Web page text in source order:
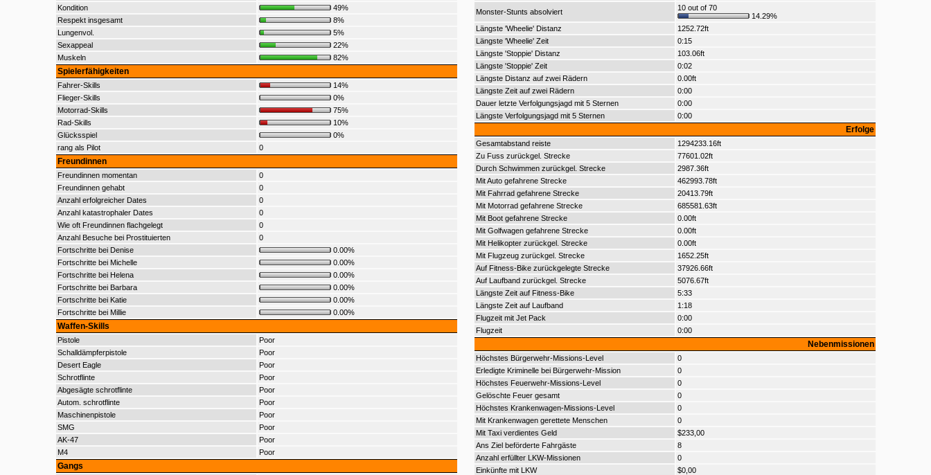
Kondition
49%
Respekt insgesamt
8%
Lungenvol.
5%
Sexappeal
22%
Muskeln
82%
Spielerfähigkeiten
Fahrer-Skills
14%
Flieger-Skills
0%
Motorrad-Skills
75%
Rad-Skills
10%
Glücksspiel
0%
rang als Pilot
0
Freundinnen
Freundinnen momentan
0
Freundinnen gehabt
0
Anzahl erfolgreicher Dates
0
Anzahl katastrophaler Dates
0
Wie oft Freundinnen flachgelegt
0
Anzahl Besuche bei Prostituierten
0
Fortschritte bei Denise
0.00%
Fortschritte bei Michelle
0.00%
Fortschritte bei Helena
0.00%
Fortschritte bei Barbara
0.00%
Fortschritte bei Katie
0.00%
Fortschritte bei Millie
0.00%
Waffen-Skills
Pistole
Poor
Schalldämpferpistole
Poor
Desert Eagle
Poor
Schrotflinte
Poor
Abgesägte schrotflinte
Poor
Autom. schrotflinte
Poor
Maschinenpistole
Poor
SMG
Poor
AK-47
Poor
M4
Poor
Gangs
Monster-Stunts absolviert
10 out of 70
14.29%
Längste 'Wheelie' Distanz
1252.72ft
Längste 'Wheelie' Zeit
0:15
Längste 'Stoppie' Distanz
103.06ft
Längste 'Stoppie' Zeit
0:02
Längste Distanz auf zwei Rädern
0.00ft
Längste Zeit auf zwei Rädern
0:00
Dauer letzte Verfolgungsjagd mit 5 Sternen
0:00
Längste Verfolgungsjagd mit 5 Sternen
0:00
Erfolge
Gesamtabstand reiste
1294233.16ft
Zu Fuss zurückgel. Strecke
77601.02ft
Durch Schwimmen zurückgel. Strecke
2987.36ft
Mit Auto gefahrene Strecke
462993.78ft
Mit Fahrrad gefahrene Strecke
20413.79ft
Mit Motorrad gefahrene Strecke
685581.63ft
Mit Boot gefahrene Strecke
0.00ft
Mit Golfwagen gefahrene Strecke
0.00ft
Mit Helikopter zurückgel. Strecke
0.00ft
Mit Flugzeug zurückgel. Strecke
1652.25ft
Auf Fitness-Bike zurückgelegte Strecke
37926.66ft
Auf Laufband zurückgel. Strecke
5076.67ft
Längste Zeit auf Fitness-Bike
5:33
Längste Zeit auf Laufband
1:18
Flugzeit mit Jet Pack
0:00
Flugzeit
0:00
Nebenmissionen
Höchstes Bürgerwehr-Missions-Level
0
Erledigte Kriminelle bei Bürgerwehr-Mission
0
Höchstes Feuerwehr-Missions-Level
0
Gelöschte Feuer gesamt
0
Höchstes Krankenwagen-Missions-Level
0
Mit Krankenwagen gerettete Menschen
0
Mit Taxi verdientes Geld
$233,00
Ans Ziel beförderte Fahrgäste
8
Anzahl erfüllter LKW-Missionen
0
Einkünfte mit LKW
$0,00